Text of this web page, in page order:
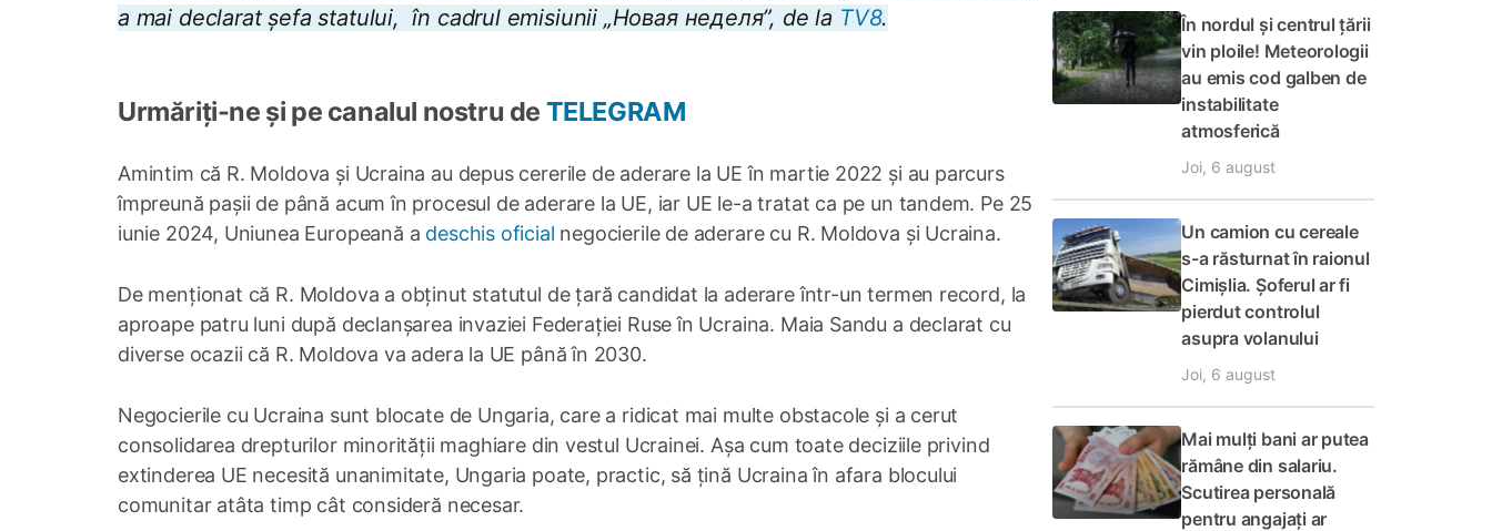
a mai declarat șefa statului, în cadrul emisiunii „Новая неделя”, de la TV8.
Urmăriți-ne și pe canalul nostru de TELEGRAM
Amintim că R. Moldova și Ucraina au depus cererile de aderare la UE în martie 2022 și au parcurs
împreună pașii de până acum în procesul de aderare la UE, iar UE le-a tratat ca pe un tandem. Pe 25
iunie 2024, Uniunea Europeană a deschis oficial negocierile de aderare cu R. Moldova și Ucraina.
De menționat că R. Moldova a obținut statutul de țară candidat la aderare într-un termen record, la
aproape patru luni după declanșarea invaziei Federației Ruse în Ucraina. Maia Sandu a declarat cu
diverse ocazii că R. Moldova va adera la UE până în 2030.
Negocierile cu Ucraina sunt blocate de Ungaria, care a ridicat mai multe obstacole și a cerut
consolidarea drepturilor minorității maghiare din vestul Ucrainei. Așa cum toate deciziile privind
extinderea UE necesită unanimitate, Ungaria poate, practic, să țină Ucraina în afara blocului
comunitar atâta timp cât consideră necesar.
În nordul și centrul țării
vin ploile! Meteorologii
au emis cod galben de
instabilitate
atmosferică
Joi, 6 august
Un camion cu cereale
s-a răsturnat în raionul
Cimișlia. Șoferul ar fi
pierdut controlul
asupra volanului
Joi, 6 august
Mai mulți bani ar putea
rămâne din salariu.
Scutirea personală
pentru angajați ar